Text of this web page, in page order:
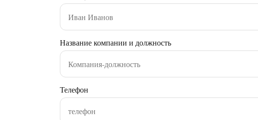
Название компании и должность
Телефон